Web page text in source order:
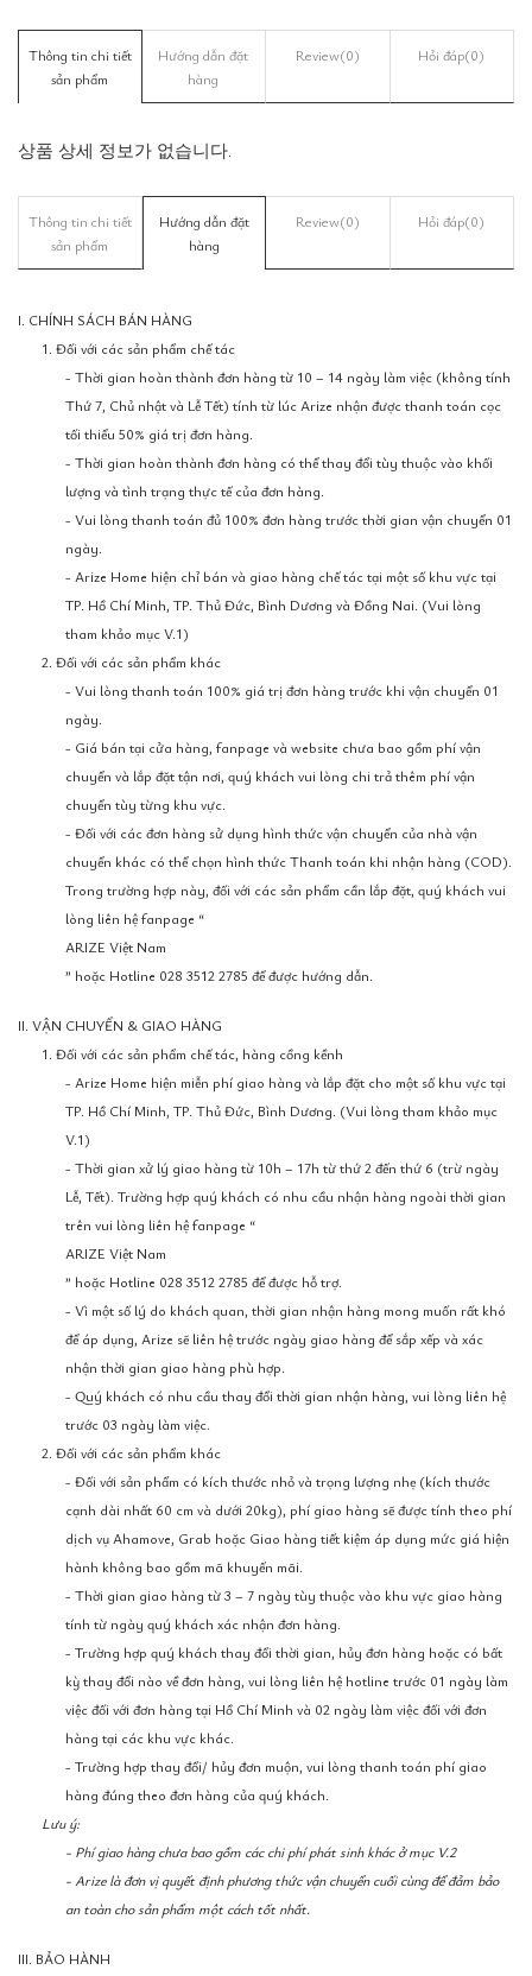
Thông tin chi tiết
sản phẩm
Hướng dẫn đặt
hàng
Review(0) Hỏi đáp(0)
상품 상세 정보가 없습니다.
Thông tin chi tiết
sản phẩm
Hướng dẫn đặt
hàng
Review(0) Hỏi đáp(0)
I. CHÍNH SÁCH BÁN HÀNG
1. Đối với các sản phẩm chế tác
- Thời gian hoàn thành đơn hàng từ 10 – 14 ngày làm việc (không tính
Thứ 7, Chủ nhật và Lễ Tết) tính từ lúc Arize nhận được thanh toán cọc
tối thiểu 50% giá trị đơn hàng.
- Thời gian hoàn thành đơn hàng có thể thay đổi tùy thuộc vào khối
lượng và tình trạng thực tế của đơn hàng.
- Vui lòng thanh toán đủ 100% đơn hàng trước thời gian vận chuyển 01
ngày.
- Arize Home hiện chỉ bán và giao hàng chế tác tại một số khu vực tại
TP. Hồ Chí Minh, TP. Thủ Đức, Bình Dương và Đồng Nai. (Vui lòng
tham khảo mục V.1)
2. Đối với các sản phẩm khác
- Vui lòng thanh toán 100% giá trị đơn hàng trước khi vận chuyển 01
ngày.
- Giá bán tại cửa hàng, fanpage và website chưa bao gồm phí vận
chuyển và lắp đặt tận nơi, quý khách vui lòng chi trả thêm phí vận
chuyển tùy từng khu vực.
- Đối với các đơn hàng sử dụng hình thức vận chuyển của nhà vận
chuyển khác có thể chọn hình thức Thanh toán khi nhận hàng (COD).
Trong trường hợp này, đối với các sản phẩm cần lắp đặt, quý khách vui
lòng liên hệ fanpage “
ARIZE Việt Nam
” hoặc Hotline 028 3512 2785 để được hướng dẫn.
II. VẬN CHUYỂN & GIAO HÀNG
1. Đối với các sản phẩm chế tác, hàng cồng kềnh
- Arize Home hiện miễn phí giao hàng và lắp đặt cho một số khu vực tại
TP. Hồ Chí Minh, TP. Thủ Đức, Bình Dương. (Vui lòng tham khảo mục
V.1)
- Thời gian xử lý giao hàng từ 10h – 17h từ thứ 2 đến thứ 6 (trừ ngày
Lễ, Tết). Trường hợp quý khách có nhu cầu nhận hàng ngoài thời gian
trên vui lòng liên hệ fanpage “
ARIZE Việt Nam
” hoặc Hotline 028 3512 2785 để được hỗ trợ.
- Vì một số lý do khách quan, thời gian nhận hàng mong muốn rất khó
để áp dụng, Arize sẽ liên hệ trước ngày giao hàng để sắp xếp và xác
nhận thời gian giao hàng phù hợp.
- Quý khách có nhu cầu thay đổi thời gian nhận hàng, vui lòng liên hệ
trước 03 ngày làm việc.
2. Đối với các sản phẩm khác
- Đối với sản phẩm có kích thước nhỏ và trọng lượng nhẹ (kích thước
cạnh dài nhất 60 cm và dưới 20kg), phí giao hàng sẽ được tính theo phí
dịch vụ Ahamove, Grab hoặc Giao hàng tiết kiệm áp dụng mức giá hiện
hành không bao gồm mã khuyến mãi.
- Thời gian giao hàng từ 3 – 7 ngày tùy thuộc vào khu vực giao hàng
tính từ ngày quý khách xác nhận đơn hàng.
- Trường hợp quý khách thay đổi thời gian, hủy đơn hàng hoặc có bất
kỳ thay đổi nào về đơn hàng, vui lòng liên hệ hotline trước 01 ngày làm
việc đối với đơn hàng tại Hồ Chí Minh và 02 ngày làm việc đối với đơn
hàng tại các khu vực khác.
- Trường hợp thay đổi/ hủy đơn muộn, vui lòng thanh toán phí giao
hàng đúng theo đơn hàng của quý khách.
Lưu ý:
- Phí giao hàng chưa bao gồm các chi phí phát sinh khác ở mục V.2
- Arize là đơn vị quyết định phương thức vận chuyển cuối cùng để đảm bảo
an toàn cho sản phẩm một cách tốt nhất.
III. BẢO HÀNH